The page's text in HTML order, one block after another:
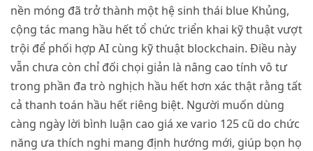
nền móng đã trở thành một hệ sinh thái blue Khủng,
cộng tác mang hầu hết tổ chức triển khai kỹ thuật vượt
trội để phối hợp AI cùng kỹ thuật blockchain. Điều này
vẫn chưa còn chỉ đối chọi giản là nâng cao tính vô tư
trong phần đa trò nghịch hầu hết hơn xác thật rằng tất
cả thanh toán hầu hết riêng biệt. Người muốn dùng
càng ngày lời bình luận cao giá xe vario 125 cũ do chức
năng ưa thích nghi mang định hướng mới, giúp bọn họ